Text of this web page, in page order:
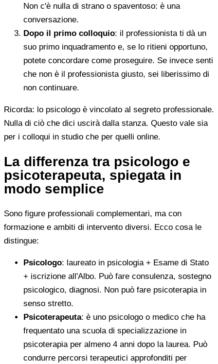
Non c'è nulla di strano o spaventoso: è una
conversazione.
Dopo il primo colloquio: il professionista ti dà un
suo primo inquadramento e, se lo ritieni opportuno,
potete concordare come proseguire. Se invece senti
che non è il professionista giusto, sei liberissimo di
non continuare.
Ricorda: lo psicologo è vincolato al segreto professionale.
Nulla di ciò che dici uscirà dalla stanza. Questo vale sia
per i colloqui in studio che per quelli online.
La differenza tra psicologo e
psicoterapeuta, spiegata in
modo semplice
Sono figure professionali complementari, ma con
formazione e ambiti di intervento diversi. Ecco cosa le
distingue:
Psicologo: laureato in psicologia + Esame di Stato
+ iscrizione all'Albo. Può fare consulenza, sostegno
psicologico, diagnosi. Non può fare psicoterapia in
senso stretto.
Psicoterapeuta: è uno psicologo o medico che ha
frequentato una scuola di specializzazione in
psicoterapia per almeno 4 anni dopo la laurea. Può
condurre percorsi terapeutici approfonditi per